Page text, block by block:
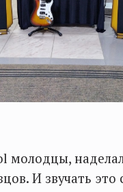
молодцы,
И звучать это